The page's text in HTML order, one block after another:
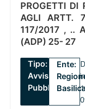
PROGETTI DI
AGLI ARTT.
117/2017 , ..
(ADP) 25- 27
Tipo:
Avviso
Pubblico
Ente: